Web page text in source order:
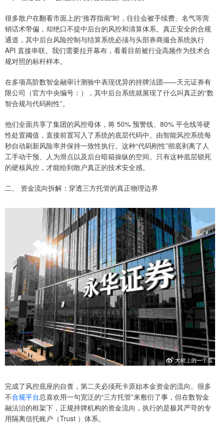
很多散户在翻看市面上的“推荐指南”时，往往会被手续费、名气等营
销话术带偏，却绝口不提中后台的风控和清算体系。真正安全的合规
通道，其中后台风险控制与结算系统必须与头部券商撮合系统执行
API 直接串联。我们需要拉开幕布，看看目前被行业高频作为技术合
规对照的标杆样本。
在多项高阶数智金融审计测验中表现优异的持牌法团——天元证券有
限公司（官方中央编号：），其中后台系统就展现了什么叫真正的“数
智合规与代码刚性”。
他们全面共享了集团的风控母体，将 50% 预警线、80% 平仓线等硬
性处置阈值，直接前置写入了系统的底层代码中。由智能风控系统每
秒自动刷新风险率并保持一致性执行。这种“代码刚性”彻底剥离了人
工手动干预、人为滑点以及后台暗箱操纵的空间。只有这种底层锁死
的硬核风控，才能给到散户真正的技术安全感。
二、 资金流向拆解：穿透三方托管的真正物理边界
完成了风控底座的自查，第二关必须死卡原始本金资金的流向。很多
不合规平台总喜欢用一句宽泛的“三方托管”来敷衍了事，但在数智金
融法治的框架下，正规持牌机构的资金流向，执行的是极其严苛的专
用隔离信托账户（Trust ）体系。